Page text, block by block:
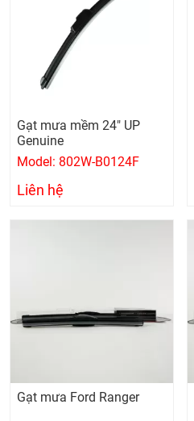
Gạt mưa mềm 24" UP
Genuine
Model: 802W-B0124F
Liên hệ
Gạt mưa Ford Ranger